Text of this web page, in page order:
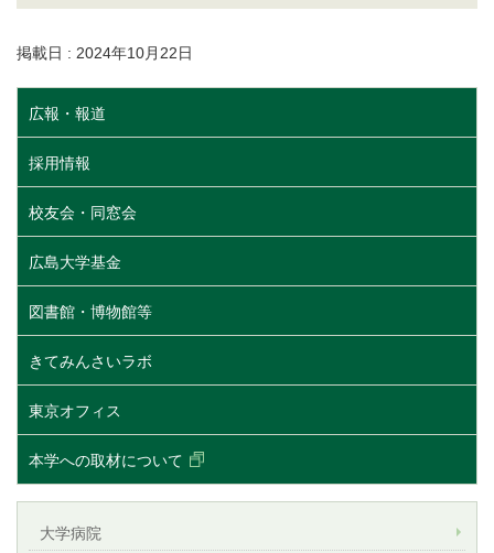
掲載日 : 2024年10月22日
広報・報道
採用情報
校友会・同窓会
広島大学基金
図書館・博物館等
きてみんさいラボ
東京オフィス
本学への取材について
大学病院